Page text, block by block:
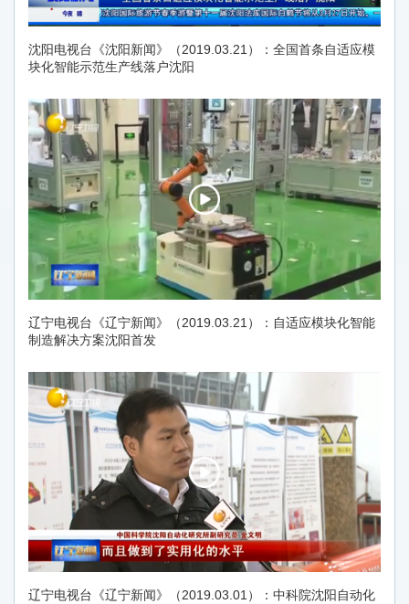
沈阳电视台《沈阳新闻》（2019.03.21）：全国首条自适应模
块化智能示范生产线落户沈阳
辽宁电视台《辽宁新闻》（2019.03.21）：自适应模块化智能
制造解决方案沈阳首发
辽宁电视台《辽宁新闻》（2019.03.01）：中科院沈阳自动化